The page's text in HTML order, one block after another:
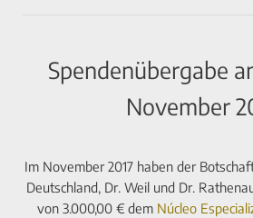
Spendenübergabe
November
Im November 2017 haben der
Deutschland, Dr. Weil und Dr.
von 3.000,00 € dem Núcleo